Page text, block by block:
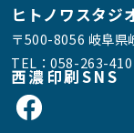
ヒトノワスタジ
〒500-8056 岐阜県
TEL：058-263-
西濃印刷SNS